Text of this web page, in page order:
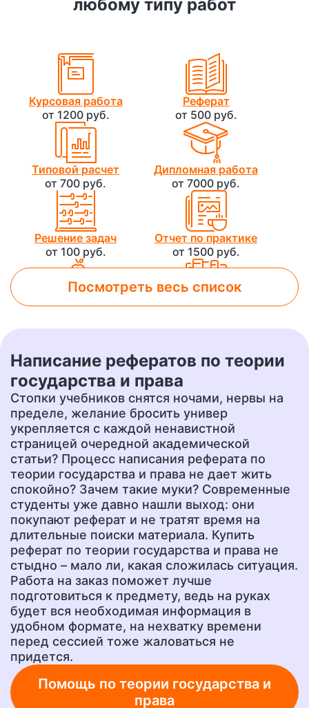
любому типу работ
Курсовая работа
от 1200 руб.
Реферат
от 500 руб.
Типовой расчет
от 700 руб.
Дипломная работа
от 7000 руб.
Решение задач
от 100 руб.
Отчет по практике
от 1500 руб.
Лабораторная работа
Контрольная работа
Чертеж
от 700 руб.
от 400 руб.
Презентация
от 500 руб.
Перевод
от 400 руб.
Эссе
от 400 руб.
Сочинение
от 400 руб.
Ответы на тесты
от 400 руб.
Рецензия
от 700 руб.
Шпаргалки
от 300 руб.
Бизнес-план
от 1500 руб.
Посмотреть весь список
Написание рефератов по теории
государства и права
Стопки учебников снятся ночами, нервы на
пределе, желание бросить универ
укрепляется с каждой ненавистной
страницей очередной академической
статьи? Процесс написания реферата по
теории государства и права не дает жить
спокойно? Зачем такие муки? Современные
студенты уже давно нашли выход: они
покупают реферат и не тратят время на
длительные поиски материала. Купить
реферат по теории государства и права не
стыдно – мало ли, какая сложилась ситуация.
Работа на заказ поможет лучше
подготовиться к предмету, ведь на руках
будет вся необходимая информация в
удобном формате, на нехватку времени
перед сессией тоже жаловаться не
придется.
Помощь по теории государства и
права